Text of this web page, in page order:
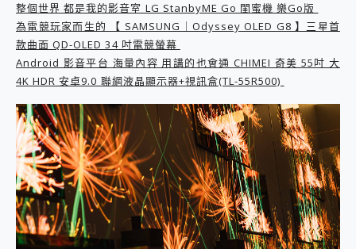
小體積 40000mAh 超大容量 一次充5個設備 充好充滿 CUKTECH 酷態科 300W 微型充電站 開箱 評測
97.3% 恢復率，資料救援就是這麼簡單 EaseUS Data Recovery Wizard Free 18.0.0 業界最好的資料救援軟體
磁碟系統大風吹 有了 磁碟管理程式 EaseUS Partition Master 就是這麼簡單
全新 SONY Xperia 1 VI 開箱! 相機實測! 長焦覆蓋更遠更清晰、2日長續航、頂尖影音娛樂效能~
Xiaomi 14 Ultra 開箱 評測~ 有深度的 Leica 影像旗艦手機! 加碼小旗艦 Xiaomi 14 開箱 評測
MSI Claw 掌機專屬配件包 來囉 完美保護 MSI Claw A1M-026TW 電競掌機
人像旗艦 vivo V30 系列 開箱 評測! 首搭蔡司光學鏡頭、攝影棚級柔光環、拍攝功能最好玩的美拍神機 vivo V30 Pro
多個願望一次滿足 超強散熱 微星 MSI Claw A1M-026TW 電競掌機 開箱 評測
一吸完美對位 擁有超強吸力與超好用的隱磁支架 O-ONE MAG 最會吸的行動電源 開箱 評測
Motorola edge 70 pro 及 moto g37 power上市，登錄在送飛利浦氣炸鍋
近八千元的 Soundcore Liberty 5 Pro Max，有螢幕的耳機會是智商稅嗎?
ASUS Pad 全面應援 Me Time，加碼愛奇藝黃金雙周卡體驗，專案價最低 NT$0 起
榮耀 HONOR 600 Pro x MOLLY Limited Edition 限量版開賣，攜手味全龍進駐大巨蛋萬人盛典
整個世界 都是我的影音室 LG StanbyME Go 閨蜜機 樂Go版
為電競玩家而生的 【 SAMSUNG｜Odyssey OLED G8 】三星首
款曲面 QD-OLED 34 吋電競螢幕
Android 影音平台 海量內容 用講的也會通 CHIMEI 奇美 55吋 大
4K HDR 安卓9.0 聯網液晶顯示器+視訊盒(TL-55R500)